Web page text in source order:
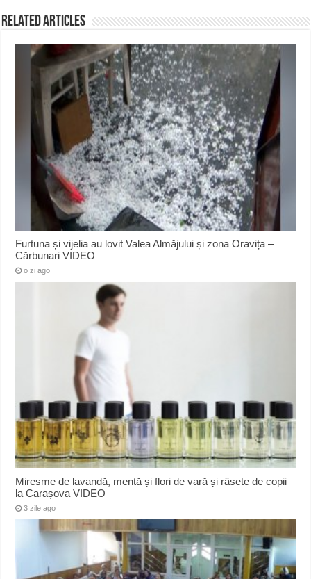
Related Articles
Furtuna și vijelia au lovit Valea Almăjului și zona Oravița –
Cărbunari VIDEO
o zi ago
Miresme de lavandă, mentă și flori de vară și râsete de copii
la Carașova VIDEO
3 zile ago